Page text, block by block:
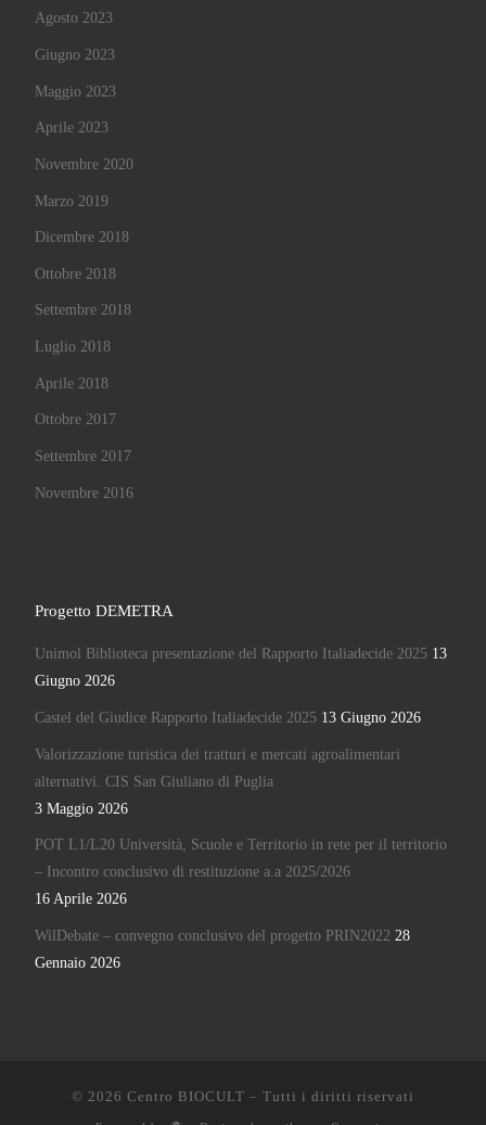
Agosto 2023
Giugno 2023
Maggio 2023
Aprile 2023
Novembre 2020
Marzo 2019
Dicembre 2018
Ottobre 2018
Settembre 2018
Luglio 2018
Aprile 2018
Ottobre 2017
Settembre 2017
Novembre 2016
Progetto DEMETRA
Unimol Biblioteca presentazione del Rapporto Italiadecide 2025 13
Giugno 2026
Castel del Giudice Rapporto Italiadecide 2025 13 Giugno 2026
Valorizzazione turistica dei tratturi e mercati agroalimentari
alternativi. CIS San Giuliano di Puglia
3 Maggio 2026
POT L1/L20 Università, Scuole e Territorio in rete per il territorio
– Incontro conclusivo di restituzione a.a 2025/2026
16 Aprile 2026
WilDebate – convegno conclusivo del progetto PRIN2022 28
Gennaio 2026
© 2026 Centro BIOCULT – Tutti i diritti riservati